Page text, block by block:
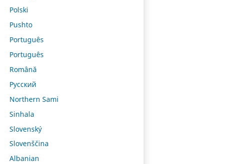
Polski
Pushto
Português
Português
Română
Русский
Northern Sami
Sinhala
Slovenský
Slovenščina
Albanian